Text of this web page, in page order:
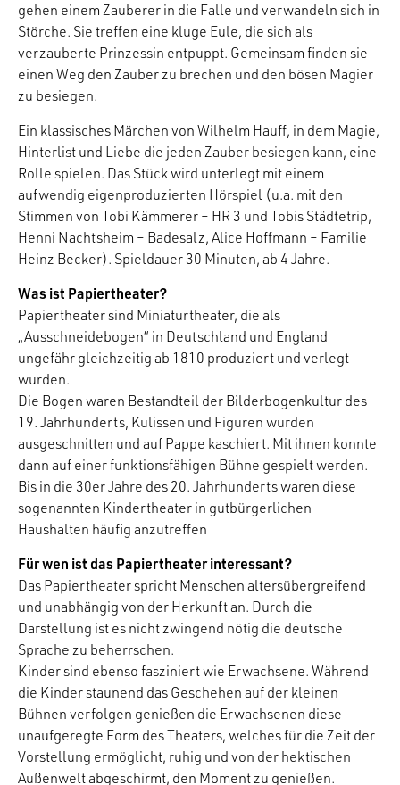
gehen einem Zauberer in die Falle und verwandeln sich in
Störche. Sie treffen eine kluge Eule, die sich als
verzauberte Prinzessin entpuppt. Gemeinsam finden sie
einen Weg den Zauber zu brechen und den bösen Magier
zu besiegen.
Ein klassisches Märchen von Wilhelm Hauff, in dem Magie,
Hinterlist und Liebe die jeden Zauber besiegen kann, eine
Rolle spielen. Das Stück wird unterlegt mit einem
aufwendig eigenproduzierten Hörspiel (u.a. mit den
Stimmen von Tobi Kämmerer – HR 3 und Tobis Städtetrip,
Henni Nachtsheim – Badesalz, Alice Hoffmann – Familie
Heinz Becker). Spieldauer 30 Minuten, ab 4 Jahre.
Was ist Papiertheater?
Papiertheater sind Miniaturtheater, die als
„Ausschneidebogen“ in Deutschland und England
ungefähr gleichzeitig ab 1810 produziert und verlegt
wurden.
Die Bogen waren Bestandteil der Bilderbogenkultur des
19. Jahrhunderts, Kulissen und Figuren wurden
ausgeschnitten und auf Pappe kaschiert. Mit ihnen konnte
dann auf einer funktionsfähigen Bühne gespielt werden.
Bis in die 30er Jahre des 20. Jahrhunderts waren diese
sogenannten Kindertheater in gutbürgerlichen
Haushalten häufig anzutreffen
Für wen ist das Papiertheater interessant?
Das Papiertheater spricht Menschen altersübergreifend
und unabhängig von der Herkunft an. Durch die
Darstellung ist es nicht zwingend nötig die deutsche
Sprache zu beherrschen.
Kinder sind ebenso fasziniert wie Erwachsene. Während
die Kinder staunend das Geschehen auf der kleinen
Bühnen verfolgen genießen die Erwachsenen diese
unaufgeregte Form des Theaters, welches für die Zeit der
Vorstellung ermöglicht, ruhig und von der hektischen
Außenwelt abgeschirmt, den Moment zu genießen.